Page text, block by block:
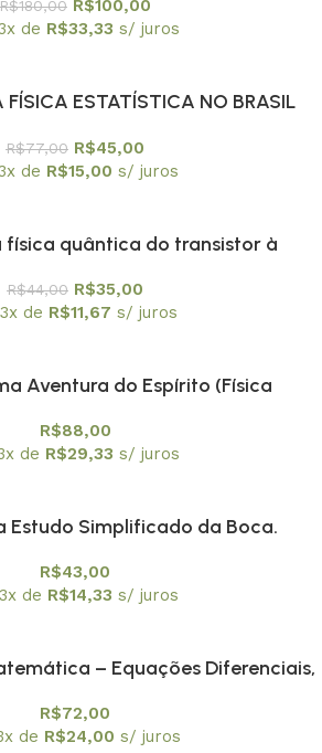
R$180,00 R$100,00
de R$33,33 s/ juros
FÍSICA ESTATÍSTICA NO BRASIL
R$77,00 R$45,00
de R$15,00 s/ juros
física quântica do transistor à
SBF
R$44,00 R$35,00
de R$11,67 s/ juros
Aventura do Espírito (Física
R$88,00
de R$29,33 s/ juros
Estudo Simplificado da Boca.
R$43,00
de R$14,33 s/ juros
– Equações Diferenciais,
R$72,00
de R$24,00 s/ juros